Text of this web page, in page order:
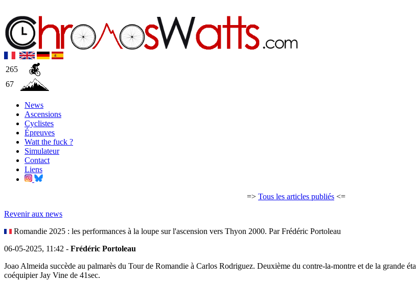
265
67
News
Ascensions
Cyclistes
Épreuves
Watt the fuck ?
Simulateur
Contact
Liens
=> Tous les articles publiés <=
Revenir aux news
Romandie 2025 : les performances à la loupe sur l'ascension vers Thyon 2000. Par Frédéric Portoleau
06-05-2025, 11:42 - Frédéric Portoleau
Joao Almeida succède au palmarès du Tour de Romandie à Carlos Rodriguez. Deuxième du contre-la-montre et de la grande
coéquipier Jay Vine de 41sec.